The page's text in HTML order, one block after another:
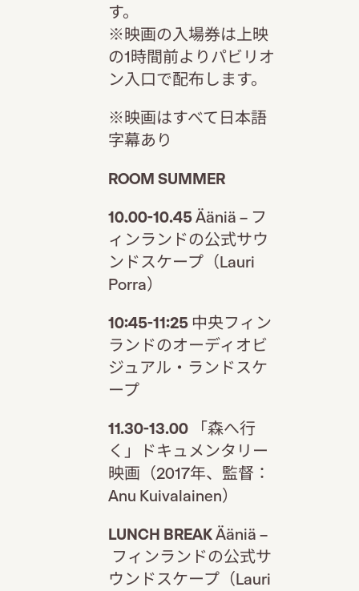
す。
※映画の入場券は上映
の1時間前よりパビリオ
ン入口で配布します。
※映画はすべて日本語
字幕あり
ROOM SUMMER
10.00-10.45Ääniä – フ
ィンランドの公式サウ
ンドスケープ（Lauri
Porra）
10:45-11:25 中央フィン
ランドのオーディオビ
ジュアル・ランドスケ
ープ
11.30-13.00
「森へ行
く」ドキュメンタリー
映画（2017年、監督：
Anu Kuivalainen）
LUNCH BREAKÄäniä –
フィンランドの公式サ
ウンドスケープ（Lauri